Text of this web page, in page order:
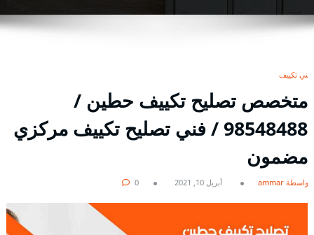
فني تكييف
متخصص تصليح تكييف حطين /
98548488 / فني تصليح تكييف مركزي
مضمون
بواسطة ammar أبريل 10, 2021 0